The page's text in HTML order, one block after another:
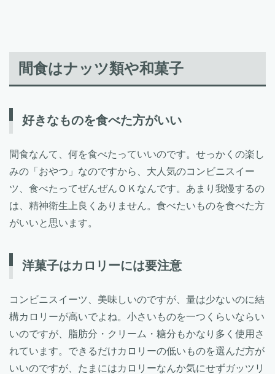
間食はナッツ類や和菓子
好きなものを食べた方がいい
間食なんて、何を食べたっていいのです。せっかくの楽し
みの「おやつ」なのですから、大人気のコンビニスイー
ツ、食べたってぜんぜんＯＫなんです。あまり我慢するの
は、精神衛生上良くありません。食べたいものを食べた方
がいいと思います。
洋菓子はカロリーには要注意
コンビニスイーツ、美味しいのですが、量は少ないのに結
構カロリーが高いでよね。小さいものを一つくらいならい
いのですが、脂肪分・クリーム・糖分もかなり多く使用さ
れています。できるだけカロリーの低いものを選んだ方が
いいのですが、たまにはカロリーなんか気にせずガッツリ